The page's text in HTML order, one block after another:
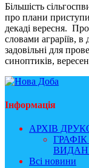
Більшість
про плани
декаді вересня.
словами аграріїв,
задовільні для
синоптиків,
Інформація
АРХІВ
Всі новини